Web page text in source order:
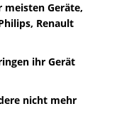
meisten Geräte,
Renault
ihr Gerät
nicht mehr